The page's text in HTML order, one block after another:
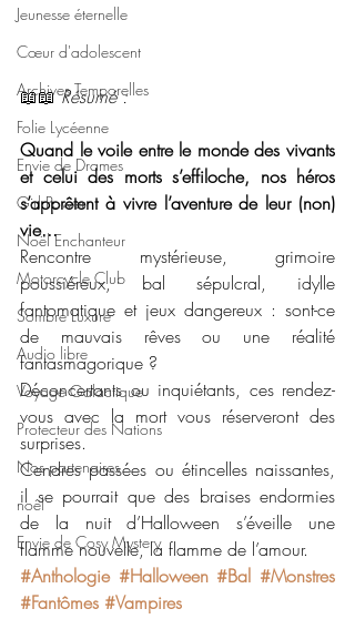
Jeunesse éternelle
Cœur d'adolescent
Archives Temporelles
Folie Lycéenne
Envie de Drames
Girl Power
Noël Enchanteur
Motorcycle Club
Sombre Luxure
Audio libre
Voyage Galactique
Protecteur des Nations
Nos partenaires
noêl
Envie de Cosy Mystery
📖📖 Résumé :
Quand le voile entre le monde des vivants
et celui des morts s’effiloche, nos héros
s’apprêtent à vivre l’aventure de leur (non)
vie...
Rencontre mystérieuse, grimoire
poussiéreux, bal sépulcral, idylle
fantomatique et jeux dangereux : sont-ce
de mauvais rêves ou une réalité
fantasmagorique ?
Déconcertants ou inquiétants, ces rendez-
vous avec la mort vous réserveront des
surprises.
Cendres passées ou étincelles naissantes,
il se pourrait que des braises endormies
de la nuit d’Halloween s’éveille une
flamme nouvelle, la flamme de l’amour.
#Anthologie #Halloween #Bal #Monstres
#Fantômes #Vampires